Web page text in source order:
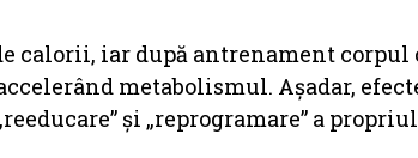
calorii, iar după antrenament
metabolismul. Așadar,
și „reprogramare” a